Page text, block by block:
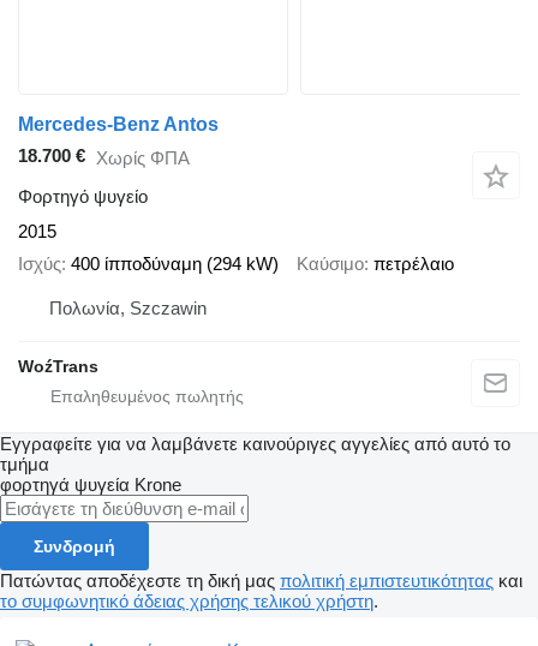
Mercedes-Benz Antos
18.700 € Χωρίς ΦΠΑ
Φορτηγό ψυγείο
2015
Ισχύς 400 ίπποδύναμη (294 kW) Καύσιμο πετρέλαιο
Πολωνία, Szczawin
WoźTrans
Εγγραφείτε για να λαμβάνετε καινούριγες αγγελίες από αυτό το
τμήμα
φορτηγά ψυγεία Krone
Συνδρομή
Πατώντας αποδέχεστε τη δική μας πολιτική εμπιστευτικότητας και
το συμφωνητικό άδειας χρήσης τελικού χρήστη.